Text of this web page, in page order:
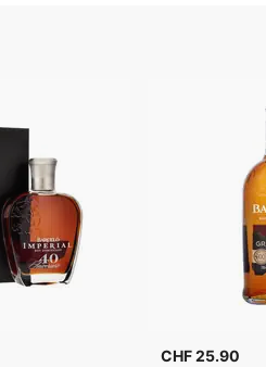
CHF 25.90